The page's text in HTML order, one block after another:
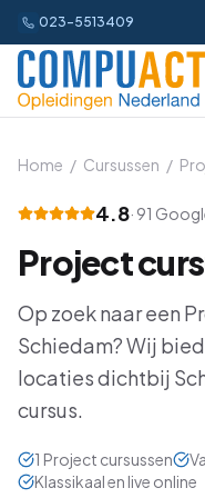
023-5513409
Excel
Excel Basis
Excel Gevorderd
Excel: Functies en
Excel:
Excel: Analyse
Word
Word Basis
Word Gevorderd
Word:
Outlook
Outlook Alles-in-
PowerPoint
Power BI
Home / Cursussen /
4.8· 91
Project
Op zoek naar een
Schiedam? Wij
locaties dichtbij
cursus.
1 Project cursussen
Klassikaal en live online